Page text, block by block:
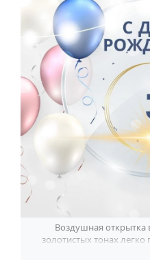
Воздушная открытка
золотистых тонах легко